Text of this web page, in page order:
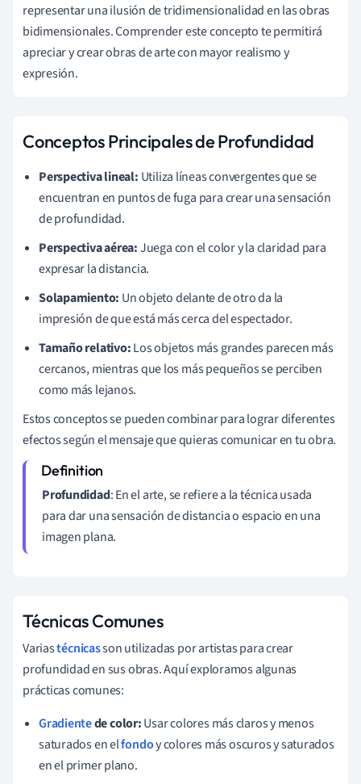
representar una ilusión de tridimensionalidad en las obras
bidimensionales. Comprender este concepto te permitirá
apreciar y crear obras de arte con mayor realismo y
expresión.
Conceptos Principales de Profundidad
Perspectiva lineal: Utiliza líneas convergentes que se
encuentran en puntos de fuga para crear una sensación
de profundidad.
Perspectiva aérea:Juega con el color y la claridad para
expresar la distancia.
Solapamiento: Un objeto delante de otro da la
impresión de que está más cerca del espectador.
Tamaño relativo:Los objetos más grandes parecen más
cercanos, mientras que los más pequeños se perciben
como más lejanos.
Estos conceptos se pueden combinar para lograr diferentes
efectos según el mensaje que quieras comunicar en tu obra.
Profundidad: En el arte, se refiere a la técnica usada
para dar una sensación de distancia o espacio en una
imagen plana.
Técnicas Comunes
Variastécnicasson utilizadas por artistas para crear
profundidad en sus obras. Aquí exploramos algunas
prácticas comunes:
Gradientede color:Usar colores más claros y menos
saturados en elfondoy colores más oscuros y saturados
en el primer plano.